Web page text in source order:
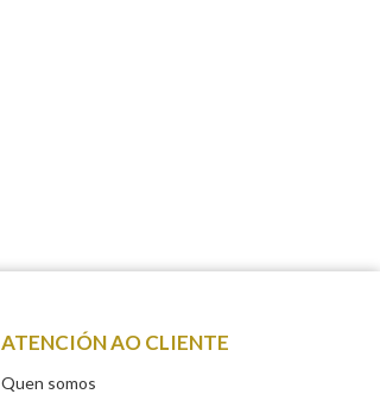
ATENCIÓN AO CLIENTE
Quen somos